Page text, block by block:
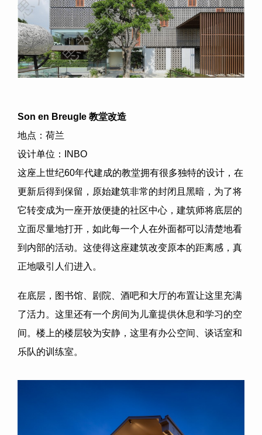
Son en Breugle 教堂改造
地点：荷兰
设计单位：
INBO
这座上世纪60年代建成的教堂拥有很多独特的设计，在
更新后得到保留，原始建筑非常的封闭且黑暗，为了将
它转变成为一座开放便捷的社区中心，建筑师将底层的
立面尽量地打开，如此每一个人在外面都可以清楚地看
到内部的活动。这使得这座建筑改变原本的距离感，真
正地吸引人们进入。
在底层，图书馆、剧院、酒吧和大厅的布置让这里充满
了活力。这里还有一个房间为儿童提供休息和学习的空
间。楼上的楼层较为安静，这里有办公空间、谈话室和
乐队的训练室。